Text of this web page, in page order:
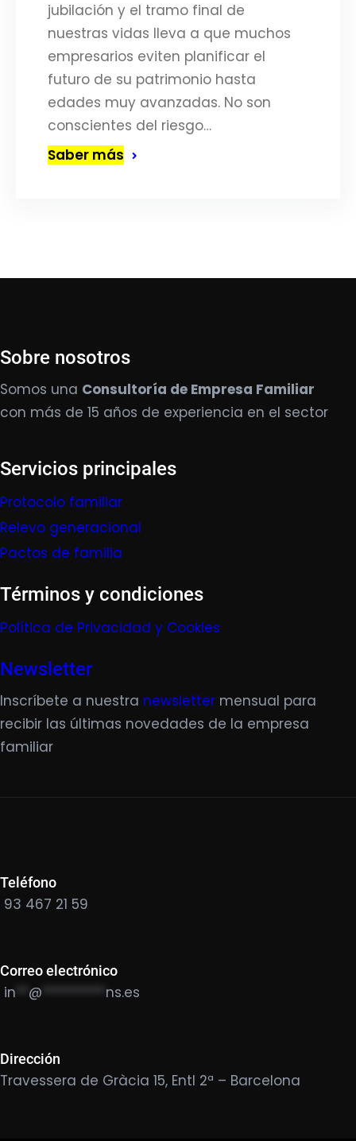
jubilación y el tramo final de
nuestras vidas lleva a que muchos
empresarios eviten planificar el
futuro de su patrimonio hasta
edades muy avanzadas. No son
conscientes del riesgo…
Saber más
Sobre nosotros
Somos una Consultoría de Empresa Familiar
con más de 15 años de experiencia en el sector
Servicios principales
Protocolo familiar
Relevo generacional
Pactos de familia
Términos y condiciones
Política de Privacidad y Cookies
Newsletter
Inscríbete a nuestra newsletter mensual para
recibir las últimas novedades de la empresa
familiar
Teléfono
93 467 21 59
Correo electrónico
in @ ********** ns.es
Dirección
Travessera de Gràcia 15, Entl 2ª – Barcelona